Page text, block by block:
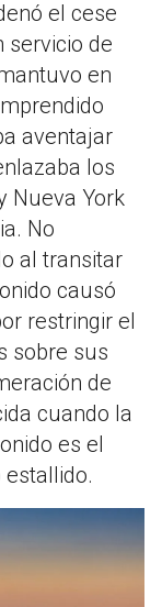
el cese
servicio de
en
aventajar
los
Nueva York
No
al transitar
causó
restringir el
sobre sus
de
cuando la
es el